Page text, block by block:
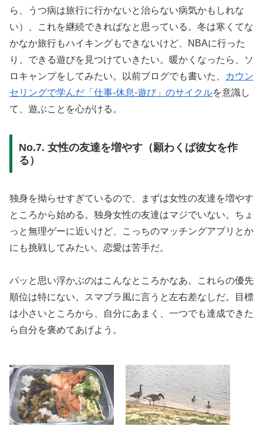
ら、うつ病は旅行に行かないと治らない病気かもしれな
い）、これを継続できればなと思っている。冬は寒くてな
かなか旅行もハイキングもできないけど、NBAに行った
り、できる遊びを見つけていきたい。暖かくなったら、ソ
ロキャンプをしてみたい。以前ブログでも書いた、
カウン
セリングで学んだ「仕事-休息-遊び」のサイクルを意識し
て、遊ぶことを心がける。
No.7. 女性の友達を増やす（願わくば彼女を作
る）
独身を拗らせすぎているので、まずは女性の友達を増やす
ところから始める。独身女性の友達はマジでいない。ちょ
っと無理ゲーに近いけど、こっちのマッチングアプリとか
にも挑戦してみたい。恋愛は苦手だ。
パッと思い浮かぶのはこんなところかなあ。これらの優先
順位は特にない。スマブラ風に言うと左右差なしだ。目標
は小さいところから、自分にあまく、一つでも達成できた
ら自分を褒めてあげよう。